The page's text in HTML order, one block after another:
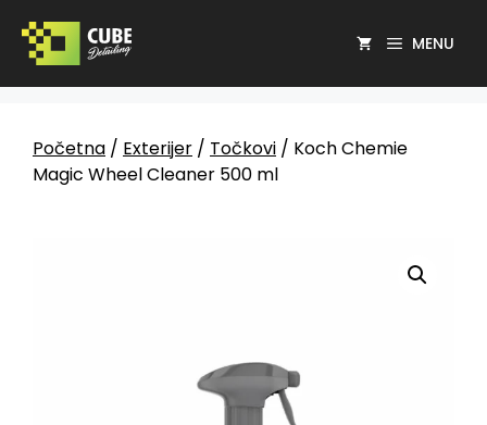
MENU
Početna / Exterijer / Točkovi / Koch Chemie
Magic Wheel Cleaner 500 ml